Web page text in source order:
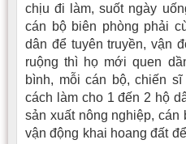
chịu đi làm, suốt ngày
cán bộ biên phòng phải
dân để tuyên truyền, vận
ruộng thì họ mới quen
bình, mỗi cán bộ, chiến
cách làm cho 1 đến 2 hộ
sản xuất nông nghiệp, cán
vận động khai hoang đất